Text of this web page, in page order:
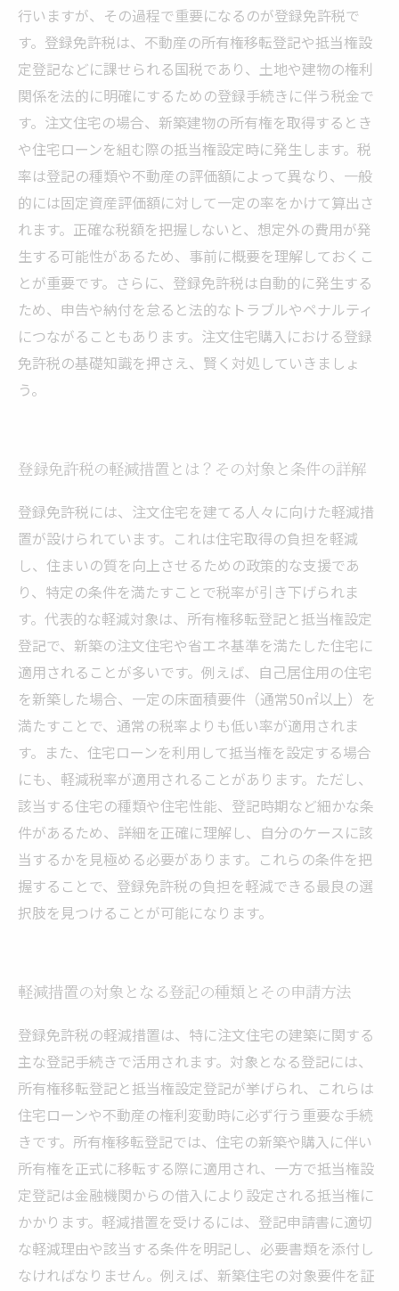
行いますが、その過程で重要になるのが登録免許税で
す。登録免許税は、不動産の所有権移転登記や抵当権設
定登記などに課せられる国税であり、土地や建物の権利
関係を法的に明確にするための登録手続きに伴う税金で
す。注文住宅の場合、新築建物の所有権を取得するとき
や住宅ローンを組む際の抵当権設定時に発生します。税
率は登記の種類や不動産の評価額によって異なり、一般
的には固定資産評価額に対して一定の率をかけて算出さ
れます。正確な税額を把握しないと、想定外の費用が発
生する可能性があるため、事前に概要を理解しておくこ
とが重要です。さらに、登録免許税は自動的に発生する
ため、申告や納付を怠ると法的なトラブルやペナルティ
につながることもあります。注文住宅購入における登録
免許税の基礎知識を押さえ、賢く対処していきましょ
う。
登録免許税の軽減措置とは？その対象と条件の詳解
登録免許税には、注文住宅を建てる人々に向けた軽減措
置が設けられています。これは住宅取得の負担を軽減
し、住まいの質を向上させるための政策的な支援であ
り、特定の条件を満たすことで税率が引き下げられま
す。代表的な軽減対象は、所有権移転登記と抵当権設定
登記で、新築の注文住宅や省エネ基準を満たした住宅に
適用されることが多いです。例えば、自己居住用の住宅
を新築した場合、一定の床面積要件（通常50㎡以上）を
満たすことで、通常の税率よりも低い率が適用されま
す。また、住宅ローンを利用して抵当権を設定する場合
にも、軽減税率が適用されることがあります。ただし、
該当する住宅の種類や住宅性能、登記時期など細かな条
件があるため、詳細を正確に理解し、自分のケースに該
当するかを見極める必要があります。これらの条件を把
握することで、登録免許税の負担を軽減できる最良の選
択肢を見つけることが可能になります。
軽減措置の対象となる登記の種類とその申請方法
登録免許税の軽減措置は、特に注文住宅の建築に関する
主な登記手続きで活用されます。対象となる登記には、
所有権移転登記と抵当権設定登記が挙げられ、これらは
住宅ローンや不動産の権利変動時に必ず行う重要な手続
きです。所有権移転登記では、住宅の新築や購入に伴い
所有権を正式に移転する際に適用され、一方で抵当権設
定登記は金融機関からの借入により設定される抵当権に
かかります。軽減措置を受けるには、登記申請書に適切
な軽減理由や該当する条件を明記し、必要書類を添付し
なければなりません。例えば、新築住宅の対象要件を証